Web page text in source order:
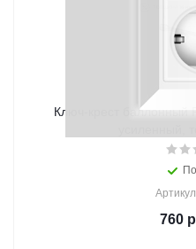
Ключ-крест баллонный
760